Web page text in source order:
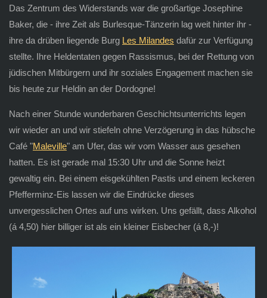
Das Zentrum des Widerstands war die großartige Josephine
Baker, die - ihre Zeit als Burlesque-Tänzerin lag weit hinter ihr -
ihre da drüben liegende Burg Les Milandes dafür zur Verfügung
stellte. Ihre Heldentaten gegen Rassismus, bei der Rettung von
jüdischen Mitbürgern und ihr soziales Engagement machen sie
bis heute zur Heldin an der Dordogne!
Nach einer Stunde wunderbaren Geschichtsunterrichts legen
wir wieder an und wir stiefeln ohne Verzögerung in das hübsche
Café "Maleville" am Ufer, das wir vom Wasser aus gesehen
hatten. Es ist gerade mal 15:30 Uhr und die Sonne heizt
gewaltig ein. Bei einem eisgekühlten Pastis und einem leckeren
Pfefferminz-Eis lassen wir die Eindrücke dieses
unvergesslichen Ortes auf uns wirken. Uns gefällt, dass Alkohol
(á 4,50) hier billiger ist als ein kleiner Eisbecher (á 8,-)!